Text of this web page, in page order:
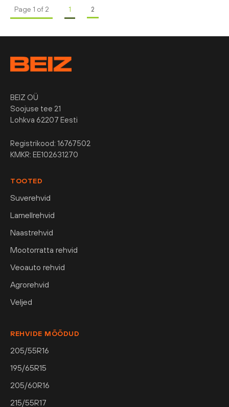
Page 1 of 2 1 2
BEIZ OÜ
Soojuse tee 21
Lohkva 62207 Eesti
Registrikood: 16767502
KMKR: EE102631270
TOOTED
Suverehvid
Lamellrehvid
Naastrehvid
Mootorratta rehvid
Veoauto rehvid
Agrorehvid
Veljed
REHVIDE MÕÕDUD
205/55R16
195/65R15
205/60R16
215/55R17